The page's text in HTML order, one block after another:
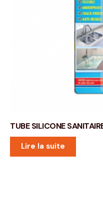
TUBE SILICONE
Lire la suite